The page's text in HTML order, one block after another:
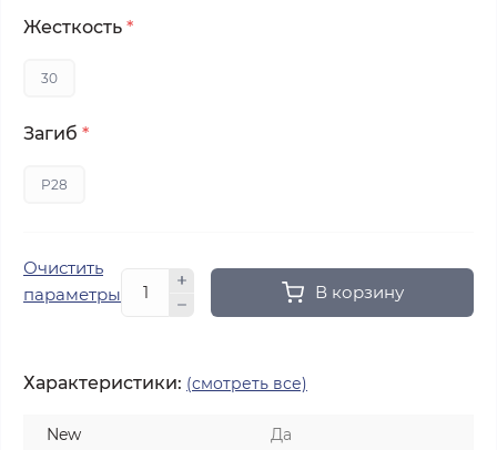
Жесткость *
30
Загиб *
P28
Очистить
параметры
В корзину
Характеристики: (смотреть все)
New
Да